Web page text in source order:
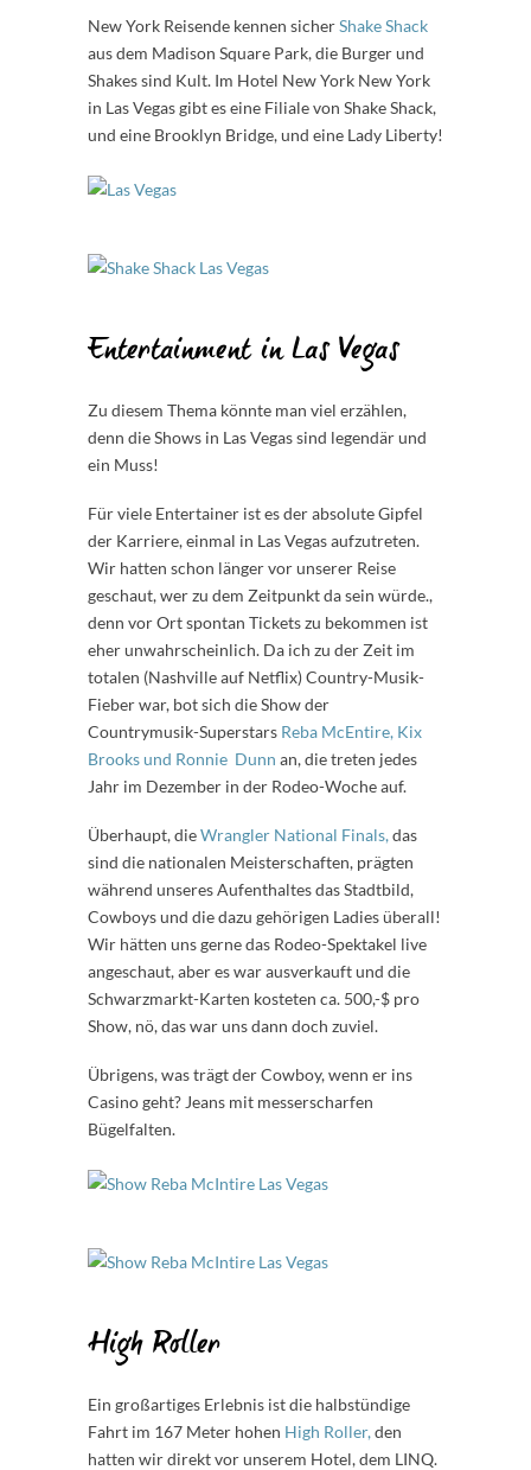
New York Reisende kennen sicherShake Shack
aus dem Madison Square Park, die Burger und
Shakes sind Kult. Im Hotel New York New York
in Las Vegas gibt es eine Filiale von Shake Shack,
und eine Brooklyn Bridge, und eine Lady Liberty!
Entertainment in Las Vegas
Zu diesem Thema könnte man viel erzählen,
denn die Shows in Las Vegas sind legendär und
ein Muss!
Für viele Entertainer ist es der absolute Gipfel
der Karriere, einmal in Las Vegas aufzutreten.
Wir hatten schon länger vor unserer Reise
geschaut, wer zu dem Zeitpunkt da sein würde.,
denn vor Ort spontan Tickets zu bekommen ist
eher unwahrscheinlich. Da ich zu der Zeit im
totalen (Nashville auf Netflix) Country-Musik-
Fieber war, bot sich die Show der
Countrymusik-Superstars Reba McEntire, Kix
Brooks und Ronnie Dunn an, die treten jedes
Jahr im Dezember in der Rodeo-Woche auf.
Überhaupt, dieWrangler National Finals,das
sind die nationalen Meisterschaften, prägten
während unseres Aufenthaltes das Stadtbild,
Cowboys und die dazu gehörigen Ladies überall!
Wir hätten uns gerne das Rodeo-Spektakel live
angeschaut, aber es war ausverkauft und die
Schwarzmarkt-Karten kosteten ca. 500,-$ pro
Show, nö, das war uns dann doch zuviel.
Übrigens, was trägt der Cowboy, wenn er ins
Casino geht? Jeans mit messerscharfen
Bügelfalten.
High Roller
Ein großartiges Erlebnis ist die halbstündige
Fahrt im 167 Meter hohen High Roller,den
hatten wir direkt vor unserem Hotel, dem LINQ.